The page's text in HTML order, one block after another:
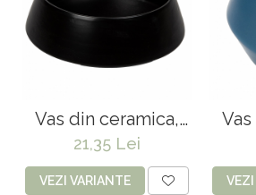
Vas din ceramica,
Dunya 15 * 8 cm
21,35 Lei
VEZI VARIANTE